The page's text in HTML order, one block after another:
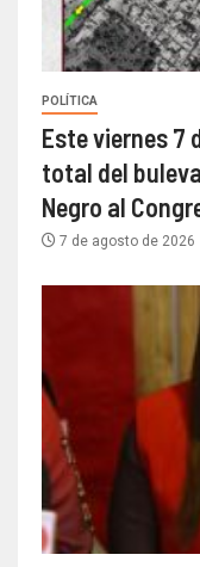
POLÍTICA
Este viernes 7
total del
Negro al
7 de agosto de 2026